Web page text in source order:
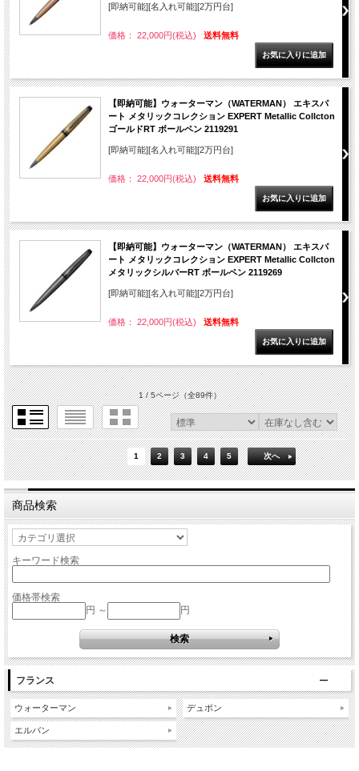
[即納可能][名入れ可能][2万円台]
価格： 22,000円(税込) 送料無料
【即納可能】ウォーターマン（WATERMAN） エキスパ
ート メタリックコレクション EXPERT Metallic Collcton
ゴールドRT ボールペン 2119291
[即納可能][名入れ可能][2万円台]
価格： 22,000円(税込) 送料無料
【即納可能】ウォーターマン（WATERMAN） エキスパ
ート メタリックコレクション EXPERT Metallic Collcton
メタリックシルバーRT ボールペン 2119269
[即納可能][名入れ可能][2万円台]
価格： 22,000円(税込) 送料無料
1 / 5ページ（全89件）
1 2 3 4 5 次へ
商品検索
キーワード検索
価格帯検索
円 ～
円
フランス
ウォーターマン
エルバン
デュポン